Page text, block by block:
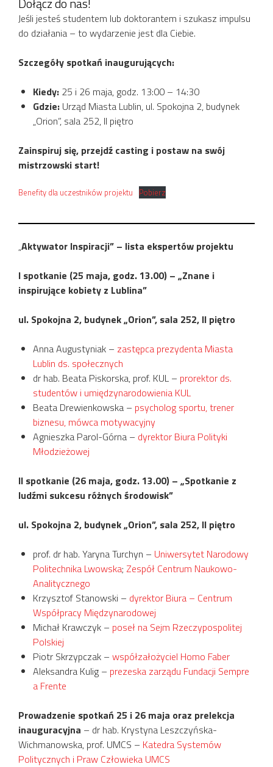
Jeśli jesteś studentem lub doktorantem i szukasz impulsu
do działania – to wydarzenie jest dla Ciebie.
Szczegóły spotkań inaugurujących:
Kiedy: 25 i 26 maja, godz. 13:00 – 14:30
Gdzie: Urząd Miasta Lublin, ul. Spokojna 2, budynek
„Orion”, sala 252, II piętro
Zainspiruj się, przejdź casting i postaw na swój
mistrzowski start!
Benefity dla uczestników projektu Pobierz
„Aktywator Inspiracji” – lista ekspertów projektu
I spotkanie (25 maja, godz. 13.00) – „Znane i
inspirujące kobiety z Lublina”
ul. Spokojna 2, budynek „Orion”, sala 252, II piętro
Anna Augustyniak – zastępca prezydenta Miasta
Lublin ds. społecznych
dr hab. Beata Piskorska, prof. KUL – prorektor ds.
studentów i umiędzynarodowienia KUL
Beata Drewienkowska – psycholog sportu, trener
biznesu, mówca motywacyjny
Agnieszka Parol-Górna – dyrektor Biura Polityki
Młodzieżowej
II spotkanie (26 maja, godz. 13.00) – „Spotkanie z
ludźmi sukcesu różnych środowisk”
ul. Spokojna 2, budynek „Orion”, sala 252, II piętro
prof. dr hab. Yaryna Turchyn – Uniwersytet Narodowy
Politechnika Lwowska; Zespół Centrum Naukowo-
Analitycznego
Krzysztof Stanowski – dyrektor Biura – Centrum
Współpracy Międzynarodowej
Michał Krawczyk – poseł na Sejm Rzeczypospolitej
Polskiej
Piotr Skrzypczak – współzałożyciel Homo Faber
Aleksandra Kulig – prezeska zarządu Fundacji Sempre
a Frente
Prowadzenie spotkań 25 i 26 maja oraz prelekcja
inauguracyjna – dr hab. Krystyna Leszczyńska-
Wichmanowska, prof. UMCS – Katedra Systemów
Politycznych i Praw Człowieka UMCS